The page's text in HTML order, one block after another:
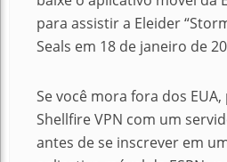
para assistir a Eleider
Seals em 18 de janeiro de
Se você mora fora dos
Shellfire VPN com um
antes de se inscrever em